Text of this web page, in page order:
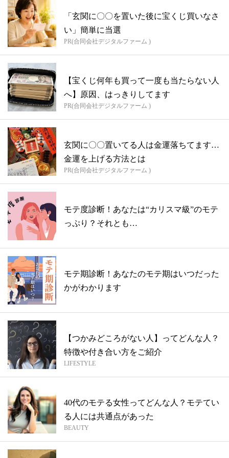
「玄関に〇〇を置いた後に宝くじ買いなさ
い」簡単に当選
PR(合同会社デジタルファーム )
【宝くじ何年も買って一度も当たらない人
へ】原因、はっきりしてます
PR(合同会社デジタルファーム )
玄関に〇〇置いてる人は金運落ちてます…
金運を上げる方法とは
PR(合同会社デジタルファーム )
モテ度診断！あなたは“カリスマ級”のモテ
っぷり？それとも…
モテ期診断！あなたのモテ期はいつだった
かがわかります
【つかみどころがない人】ってどんな人？
特徴や付き合い方をご紹介
LIFESTYLE
40代のモテる女性ってどんな人？モテてい
る人には共通点があった
BEAUTY